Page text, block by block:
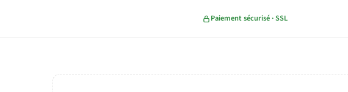
Paiement sécurisé · SSL